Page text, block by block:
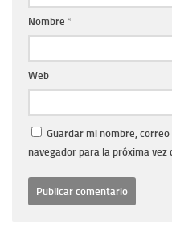
Nombre *
Web
Guardar mi nombre,
navegador para la próxima vez